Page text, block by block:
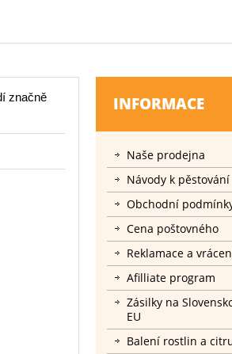
značně
INFORMACE
Naše prodejna
Návody k pěstování
Obchodní
Cena poštovného
Reklamace a
Afilliate program
Zásilky na
EU
Balení rostlin a